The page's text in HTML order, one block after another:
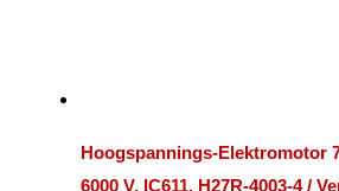
Hoogspannings-Elektromotor
6000 V, IC611, H27R-4003-4 /